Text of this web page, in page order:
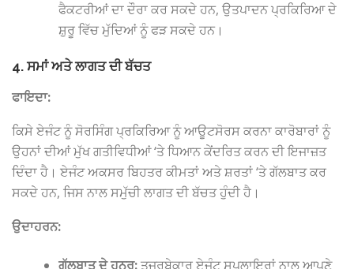
ਫੈਕਟਰੀਆਂ ਦਾ ਦੌਰਾ ਕਰ ਸਕਦੇ ਹਨ, ਉਤਪਾਦਨ ਪ੍ਰਕਿਰਿਆ ਦੇ
ਸ਼ੁਰੂ ਵਿੱਚ ਮੁੱਦਿਆਂ ਨੂੰ ਫੜ ਸਕਦੇ ਹਨ।
4. ਸਮਾਂ ਅਤੇ ਲਾਗਤ ਦੀ ਬੱਚਤ
ਫਾਇਦਾ:
ਕਿਸੇ ਏਜੰਟ ਨੂੰ ਸੋਰਸਿੰਗ ਪ੍ਰਕਿਰਿਆ ਨੂੰ ਆਊਟਸੋਰਸ ਕਰਨਾ ਕਾਰੋਬਾਰਾਂ ਨੂੰ
ਉਹਨਾਂ ਦੀਆਂ ਮੁੱਖ ਗਤੀਵਿਧੀਆਂ ‘ਤੇ ਧਿਆਨ ਕੇਂਦਰਿਤ ਕਰਨ ਦੀ ਇਜਾਜ਼ਤ
ਦਿੰਦਾ ਹੈ। ਏਜੰਟ ਅਕਸਰ ਬਿਹਤਰ ਕੀਮਤਾਂ ਅਤੇ ਸ਼ਰਤਾਂ ‘ਤੇ ਗੱਲਬਾਤ ਕਰ
ਸਕਦੇ ਹਨ, ਜਿਸ ਨਾਲ ਸਮੁੱਚੀ ਲਾਗਤ ਦੀ ਬੱਚਤ ਹੁੰਦੀ ਹੈ।
ਉਦਾਹਰਨ:
ਗੱਲਬਾਤ ਦੇ ਹੁਨਰ:ਤਜਰਬੇਕਾਰ ਏਜੰਟ ਸਪਲਾਇਰਾਂ ਨਾਲ ਆਪਣੇ